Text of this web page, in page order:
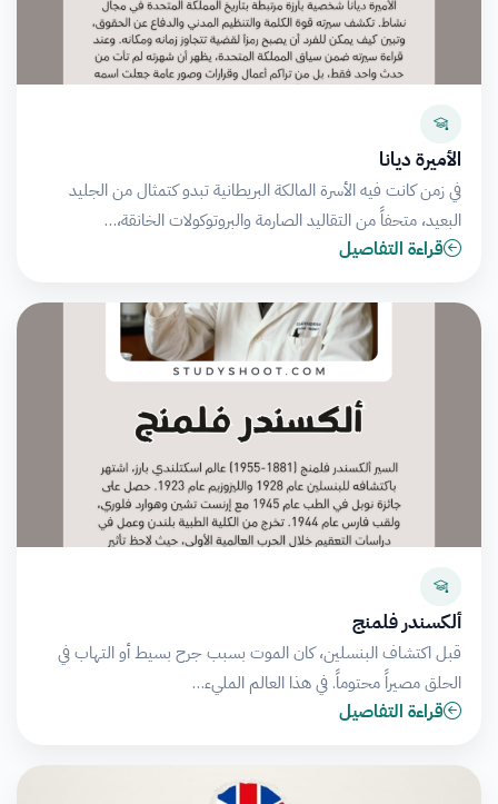
الأميرة ديانا
في زمن كانت فيه الأسرة المالكة البريطانية تبدو كتمثال من الجليد
البعيد، متحفاً من التقاليد الصارمة والبروتوكولات الخانقة،…
قراءة التفاصيل
ألكسندر فلمنج
قبل اكتشاف البنسلين، كان الموت بسبب جرح بسيط أو التهاب في
الحلق مصيراً محتوماً. في هذا العالم المليء…
قراءة التفاصيل